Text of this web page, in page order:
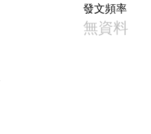
發文頻率
無資料